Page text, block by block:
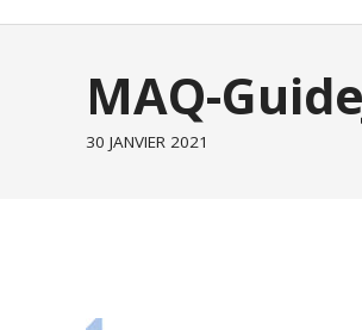
MAQ-
30 JANVIER 2021